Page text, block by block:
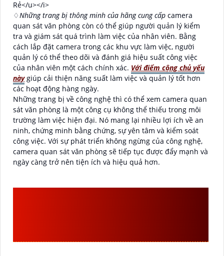
♢Những trang bị thông minh của hãng cung cấp camera
quan sát văn phòng còn có thể giúp người quản lý kiểm
tra và giám sát quá trình làm việc của nhân viên. Bằng
cách lắp đặt camera trong các khu vực làm việc, người
quản lý có thể theo dõi và đánh giá hiệu suất công việc
của nhân viên một cách chính xác. Với điểm cộng chủ yếu
nàygiúp cải thiện năng suất làm việc và quản lý tốt hơn
các hoạt động hàng ngày.
Những trang bị về công nghệ thì có thể xem camera quan
sát văn phòng là một công cụ không thể thiếu trong môi
trường làm việc hiện đại. Nó mang lại nhiều lợi ích về an
ninh, chứng minh bằng chứng, sự yên tâm và kiểm soát
công việc. Với sự phát triển không ngừng của công nghệ,
camera quan sát văn phòng sẽ tiếp tục được đẩy mạnh và
ngày càng trở nên tiện ích và hiệu quả hơn.